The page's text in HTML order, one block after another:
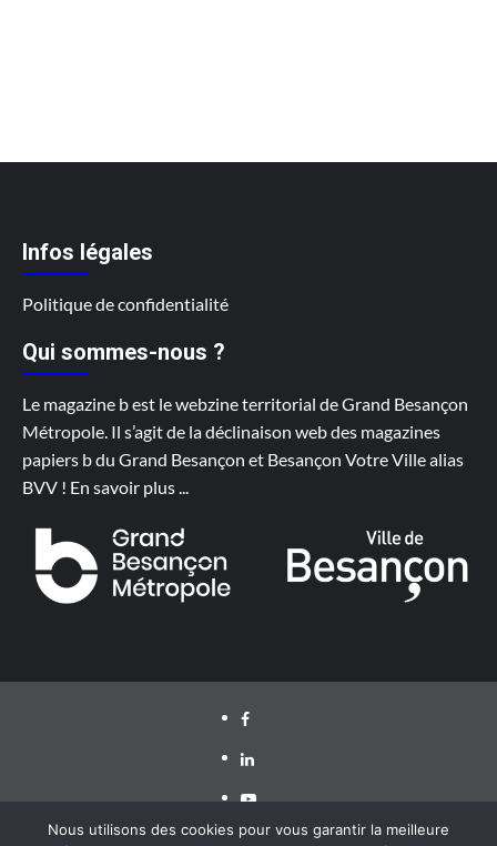
Infos légales
Politique de confidentialité
Qui sommes-nous ?
Le magazine b est le webzine territorial de Grand Besançon
Métropole. Il s’agit de la déclinaison web des magazines
papiers b du Grand Besançon et Besançon Votre Ville alias
BVV ! En savoir plus...
Facebook
LinkedIn
Youtube
Nous utilisons des cookies pour vous garantir la meilleure